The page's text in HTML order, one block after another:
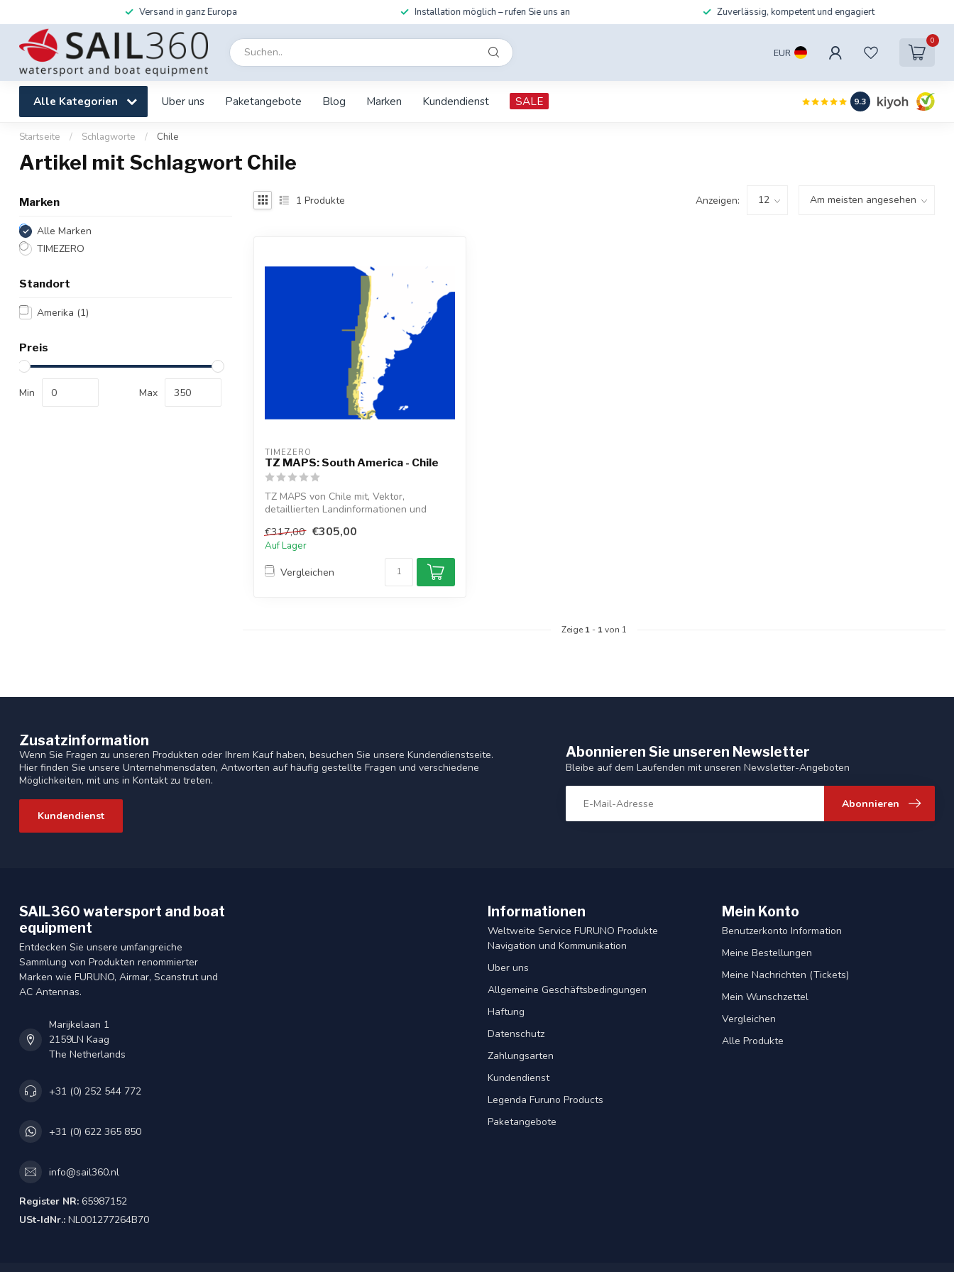
Versand in ganz Europa Installation möglich – rufen Sie uns an Zuverlässig, kompetent und engagiert
EUR
0
Alle Kategorien Uber uns Paketangebote Blog Marken Kundendienst SALE 9.3
Startseite / Schlagworte / Chile
Artikel mit Schlagwort Chile
Marken
Alle Marken
TIMEZERO
Standort
Amerika (1)
Preis
Min Max
1 Produkte Anzeigen:
TIMEZERO
TZ MAPS: South America - Chile
TZ MAPS von Chile mit, Vektor,
detaillierten Landinformationen und
€317,00 €305,00
Auf Lager
Vergleichen
Zeige 1 - 1von 1
Zusatzinformation
Wenn Sie Fragen zu unseren Produkten oder Ihrem Kauf haben, besuchen Sie unsere Kundendienstseite.
Hier finden Sie unsere Unternehmensdaten, Antworten auf häufig gestellte Fragen und verschiedene
Möglichkeiten, mit uns in Kontakt zu treten.
Kundendienst
Abonnieren Sie unseren Newsletter
Bleibe auf dem Laufenden mit unseren Newsletter-Angeboten
Abonnieren
SAIL360 watersport and boat
equipment
Entdecken Sie unsere umfangreiche
Sammlung von Produkten renommierter
Marken wie FURUNO, Airmar, Scanstrut und
AC Antennas.
Marijkelaan 1
2159LN Kaag
The Netherlands
+31 (0) 252 544 772
+31 (0) 622 365 850
info@sail360.nl
Register NR: 65987152
USt-IdNr.: NL001277264B70
Informationen
Weltweite Service FURUNO Produkte
Navigation und Kommunikation
Uber uns
Allgemeine Geschäftsbedingungen
Haftung
Datenschutz
Zahlungsarten
Kundendienst
Legenda Furuno Products
Paketangebote
Mein Konto
Benutzerkonto Information
Meine Bestellungen
Meine Nachrichten (Tickets)
Mein Wunschzettel
Vergleichen
Alle Produkte